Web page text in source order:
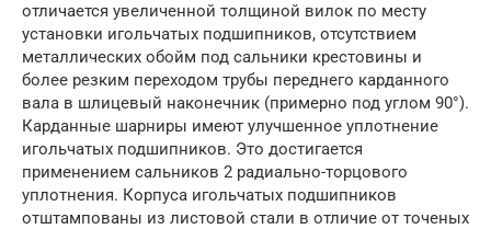
отличается увеличенной толщиной вилок по месту
установки игольчатых подшипников, отсутствием
металлических обойм под сальники крестовины и
более резким переходом трубы переднего карданного
вала в шлицевый наконечник (примерно под углом 90°).
Карданные шарниры имеют улучшенное уплотнение
игольчатых подшипников. Это достигается
применением сальников 2 радиально-торцового
уплотнения. Корпуса игольчатых подшипников
отштампованы из листовой стали в отличие от точеных